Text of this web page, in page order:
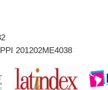
201202ME4038